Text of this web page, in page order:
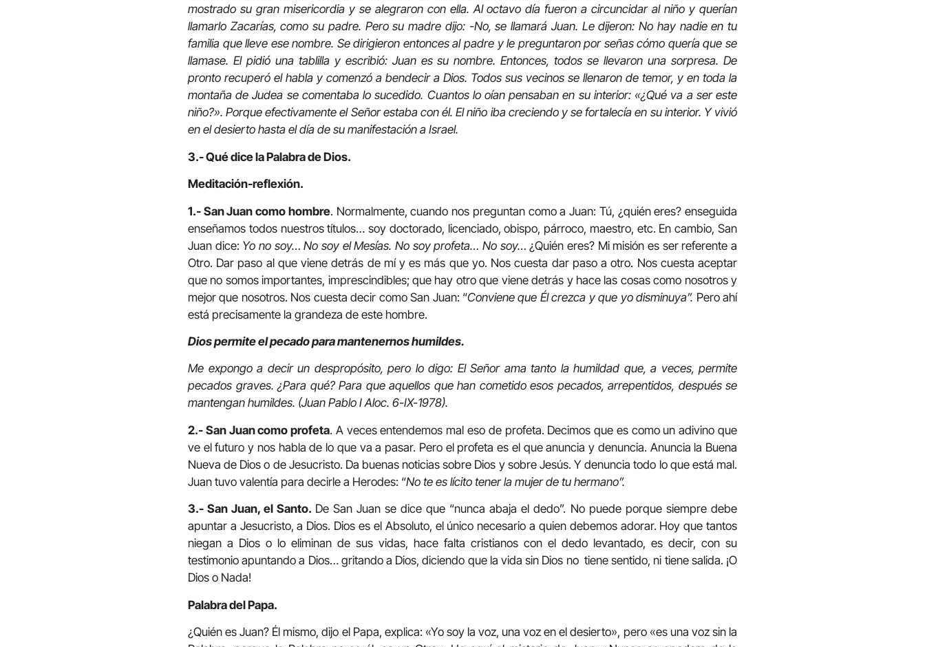
mostrado su gran misericordia y se alegraron con ella. Al octavo día fueron a circuncidar al niño y querían
llamarlo Zacarías, como su padre. Pero su madre dijo: -No, se llamará Juan. Le dijeron: No hay nadie en tu
familia que lleve ese nombre. Se dirigieron entonces al padre y le preguntaron por señas cómo quería que se
llamase. El pidió una tablilla y escribió: Juan es su nombre. Entonces, todos se llevaron una sorpresa. De
pronto recuperó el habla y comenzó a bendecir a Dios. Todos sus vecinos se llenaron de temor, y en toda la
montaña de Judea se comentaba lo sucedido. Cuantos lo oían pensaban en su interior: «¿Qué va a ser este
niño?». Porque efectivamente el Señor estaba con él. El niño iba creciendo y se fortalecía en su interior. Y vivió
en el desierto hasta el día de su manifestación a Israel.
3.- Qué dice la Palabra de Dios.
Meditación-reflexión.
1.- San Juan como hombre. Normalmente, cuando nos preguntan como a Juan: Tú, ¿quién eres? enseguida
enseñamos todos nuestros títulos… soy doctorado, licenciado, obispo, párroco, maestro, etc. En cambio, San
Juan dice: Yo no soy… No soy el Mesías. No soy profeta… No soy…¿Quién eres? Mi misión es ser referente a
Otro. Dar paso al que viene detrás de mí y es más que yo. Nos cuesta dar paso a otro. Nos cuesta aceptar
que no somos importantes, imprescindibles; que hay otro que viene detrás y hace las cosas como nosotros y
mejor que nosotros. Nos cuesta decir como San Juan: “Conviene que Él crezca y que yo disminuya”. Pero ahí
está precisamente la grandeza de este hombre.
Dios permite el pecado para mantenernos humildes.
Me expongo a decir un despropósito, pero lo digo: El Señor ama tanto la humildad que, a veces, permite
pecados graves. ¿Para qué? Para que aquellos que han cometido esos pecados, arrepentidos, después se
mantengan humildes. (Juan Pablo I Aloc. 6-IX-1978).
2.- San Juan como profeta. A veces entendemos mal eso de profeta. Decimos que es como un adivino que
ve el futuro y nos habla de lo que va a pasar. Pero el profeta es el que anuncia y denuncia. Anuncia la Buena
Nueva de Dios o de Jesucristo. Da buenas noticias sobre Dios y sobre Jesús. Y denuncia todo lo que está mal.
Juan tuvo valentía para decirle a Herodes: “No te es lícito tener la mujer de tu hermano”.
3.- San Juan, el Santo. De San Juan se dice que “nunca abaja el dedo”. No puede porque siempre debe
apuntar a Jesucristo, a Dios. Dios es el Absoluto, el único necesario a quien debemos adorar. Hoy que tantos
niegan a Dios o lo eliminan de sus vidas, hace falta cristianos con el dedo levantado, es decir, con su
testimonio apuntando a Dios… gritando a Dios, diciendo que la vida sin Dios no tiene sentido, ni tiene salida. ¡O
Dios o Nada!
Palabra del Papa.
¿Quién es Juan? Él mismo, dijo el Papa, explica: «Yo soy la voz, una voz en el desierto», pero «es una voz sin la